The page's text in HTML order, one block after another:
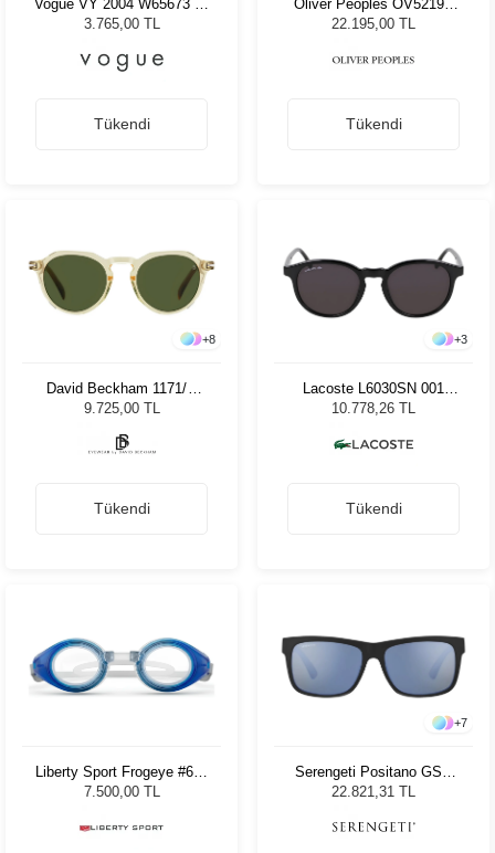
Vogue VY 2004 W65673 47
Kadın Güneş Gözlüğü
3.765,00 TL
Tükendi
Oliver Peoples OV5219S
1724P1 49 Unisex Güneş
Gözlüğü
22.195,00 TL
Tükendi
+8
David Beckham 1171/S
EPZ50 Unisex Güneş
Gözlüğü
9.725,00 TL
Tükendi
+3
Lacoste L6030SN 001
Black Unisex Güneş
Gözlüğü
10.778,26 TL
Tükendi
Liberty Sport Frogeye #630
Blue Fade Crystal 41
7.500,00 TL
+7
Serengeti Positano GSG
8982 Erkek Güneş Gözlüğü
22.821,31 TL